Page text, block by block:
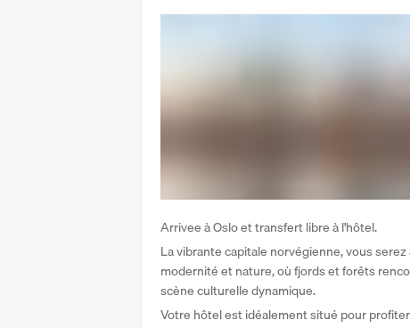
Arrivee à Oslo et transfert libre à l'hôtel.
La vibrante capitale norvégienne, vous
modernité et nature, où fjords et forêts
scène culturelle dynamique.
Votre hôtel est idéalement situé pour